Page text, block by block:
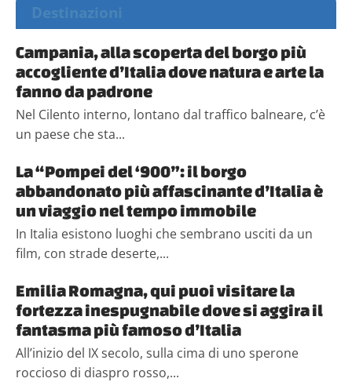
Destinazioni
Campania, alla scoperta del borgo più
accogliente d’Italia dove natura e arte la
fanno da padrone
Nel Cilento interno, lontano dal traffico balneare, c’è
un paese che sta...
La “Pompei del ‘900”: il borgo
abbandonato più affascinante d’Italia è
un viaggio nel tempo immobile
In Italia esistono luoghi che sembrano usciti da un
film, con strade deserte,...
Emilia Romagna, qui puoi visitare la
fortezza inespugnabile dove si aggira il
fantasma più famoso d’Italia
All’inizio del IX secolo, sulla cima di uno sperone
roccioso di diaspro rosso,...